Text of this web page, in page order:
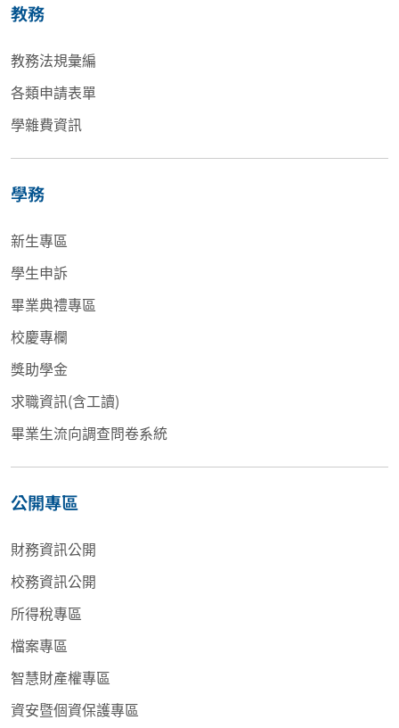
教務
教務法規彙編
各類申請表單
學雜費資訊
學務
新生專區
學生申訴
畢業典禮專區
校慶專欄
獎助學金
求職資訊(含工讀)
畢業生流向調查問卷系統
公開專區
財務資訊公開
校務資訊公開
所得稅專區
檔案專區
智慧財產權專區
資安暨個資保護專區